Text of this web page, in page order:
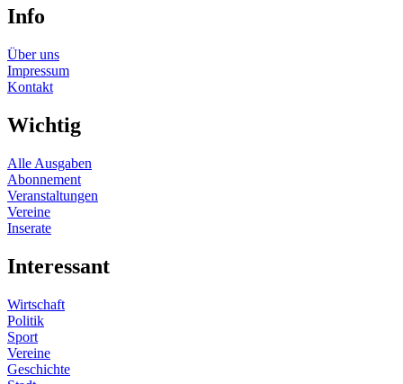
Info
Über uns
Impressum
Kontakt
Wichtig
Alle Ausgaben
Abonnement
Veranstaltungen
Vereine
Inserate
Interessant
Wirtschaft
Politik
Sport
Vereine
Geschichte